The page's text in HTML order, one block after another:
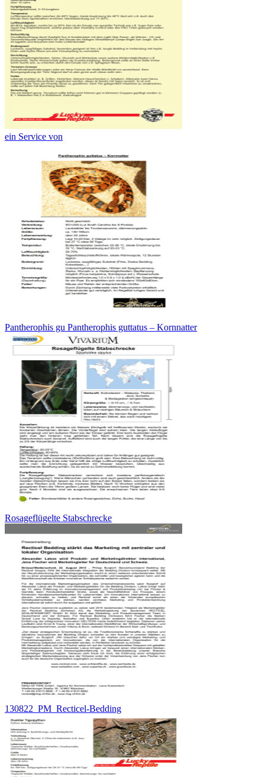
ein Service von
Pantherophis gu Pantherophis guttatus – Kornnatter
Rosageflügelte Stabschrecke
130822_PM_Recticel-Bedding